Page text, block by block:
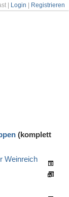
(komplett
Weinreich
| Login Registrieren